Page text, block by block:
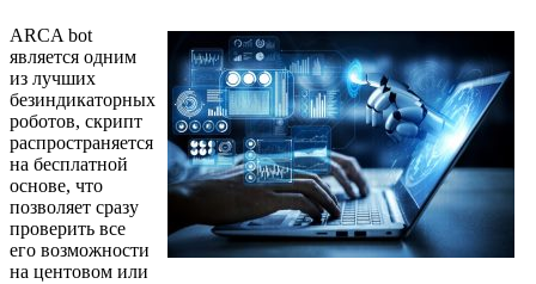
ARCA bot
является одним
из лучших
безиндикаторных
роботов, скрипт
распространяется
на бесплатной
основе, что
позволяет сразу
проверить все
его возможности
на центовом или